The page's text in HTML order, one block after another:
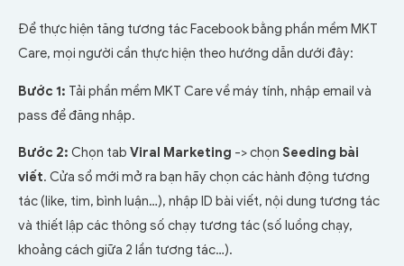
Để thực hiện tăng tương tác Facebook bằng phần mềm MKT
Care, mọi người cần thực hiện theo hướng dẫn dưới đây:
Bước 1: Tải phần mềm MKT Care về máy tính, nhập email và
pass để đăng nhập.
Bước 2: Chọn tab Viral Marketing -> chọn Seeding bài
viết. Cửa sổ mới mở ra bạn hãy chọn các hành động tương
tác (like, tim, bình luận…), nhập ID bài viết, nội dung tương tác
và thiết lập các thông số chạy tương tác (số luồng chạy,
khoảng cách giữa 2 lần tương tác…).